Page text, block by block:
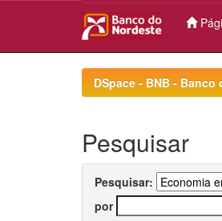
DSpace - BNB -
Pesquisar
Pesquisar:
por